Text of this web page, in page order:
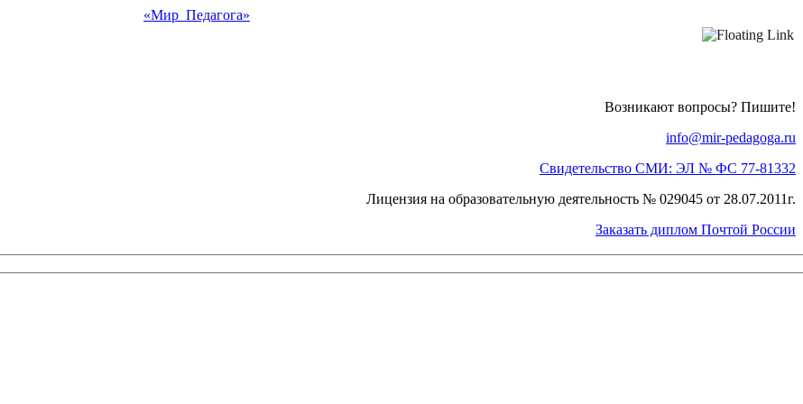
«Мир Педагога»
Возникают вопросы? Пишите!
info@mir-pedagoga.ru
Свидетельство СМИ: ЭЛ № ФС 77-81332
Лицензия на образовательную деятельность № 029045 от 28.07.2011г.
Заказать диплом Почтой России